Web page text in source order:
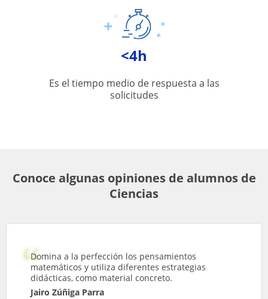
<4h
Es el tiempo medio de respuesta a las
solicitudes
Conoce algunas opiniones de alumnos de
Ciencias
Domina a la perfección los pensamientos
matemáticos y utiliza diferentes estrategias
didácticas, como material concreto.
Jairo Zúñiga Parra